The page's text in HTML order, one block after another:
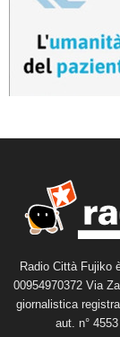
Radio Città Fujiko
00954970372 Via
giornalistica
aut. n°